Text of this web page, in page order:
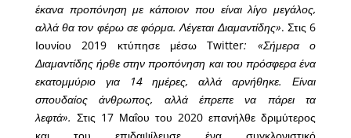
έκανα προπόνηση με κάποιον που είναι λίγο μεγάλος,
αλλά θα τον φέρω σε φόρμα. Λέγεται Διαμαντίδης». Στις 6
Ιουνίου 2019 κτύπησε μέσω Twitter: «Σήμερα ο
Διαμαντίδης ήρθε στην προπόνηση και του πρόσφερα ένα
εκατομμύριο για 14 ημέρες, αλλά αρνήθηκε. Είναι
σπουδαίος άνθρωπος, αλλά έπρεπε να πάρει τα
λεφτά». Στις 17 Μαΐου του 2020 επανήλθε δριμύτερος